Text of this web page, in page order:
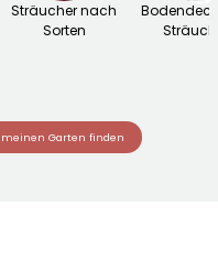
Sträucher nach
Sorten
Garten finden